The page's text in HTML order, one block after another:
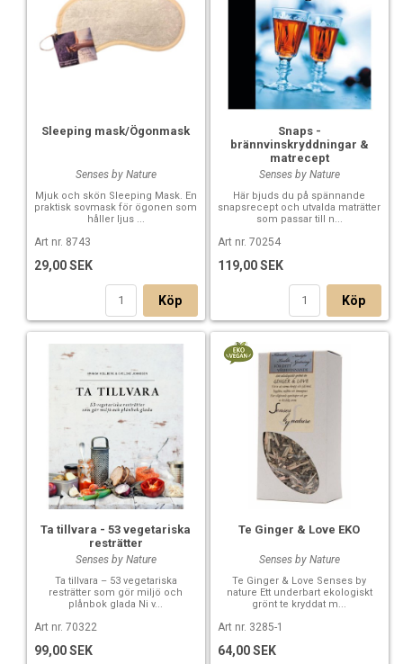
Sleeping mask/Ögonmask
Senses by Nature
Mjuk och skön Sleeping Mask. En
praktisk sovmask för ögonen som
håller ljus ...
Art nr. 8743
29,00 SEK
Köp
Snaps -
brännvinskryddningar &
matrecept
Senses by Nature
Här bjuds du på spännande
snapsrecept och utvalda maträtter
som passar till n...
Art nr. 70254
119,00 SEK
Köp
Ta tillvara - 53 vegetariska
resträtter
Senses by Nature
Ta tillvara – 53 vegetariska
resträtter som gör miljö och
plånbok glada Ni v...
Art nr. 70322
99,00 SEK
Te Ginger & Love EKO
Senses by Nature
Te Ginger & Love Senses by
nature Ett underbart ekologiskt
grönt te kryddat m...
Art nr. 3285-1
64,00 SEK